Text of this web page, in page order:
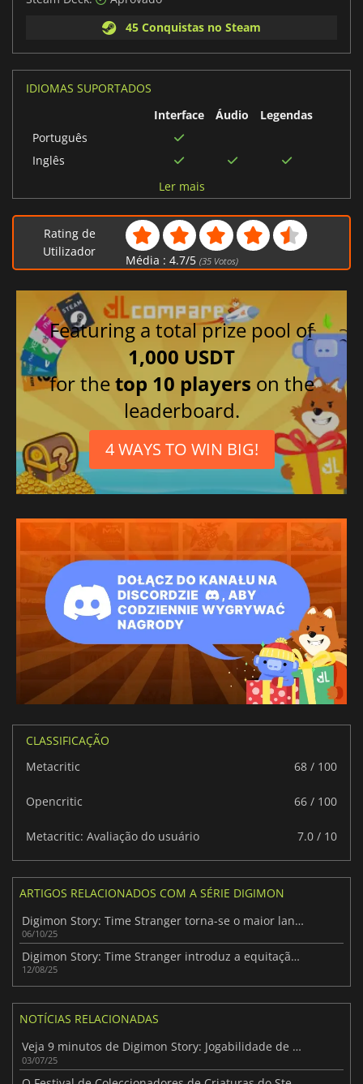
45 Conquistas no Steam
IDIOMAS SUPORTADOS
Interface
Áudio
Legendas
Português
Inglês
Alemão
Italiano
Japonês
Coreano
Português brasileiro
Chinês tradicional
Ler mais
Rating de
Utilizador
Média : 4.7/5 (35Votos)
Featuring a total prize pool of
1,000 USDT
for thetop 10 players on the
leaderboard.
4 WAYS TO WIN BIG!
CLASSIFICAÇÃO
Metacritic
68 / 100
Opencritic 66 / 100
Metacritic: Avaliação do usuário 7.0 / 10
ARTIGOS RELACIONADOS COM A SÉRIE DIGIMON
Digimon Story: Time Stranger torna-se o maior lançamento de JRPG para PC da Bandai Namco
06/10/25
Digimon Story: Time Stranger introduz a equitação no franchise
12/08/25
NOTÍCIAS RELACIONADAS
Veja 9 minutos de Digimon Story: Jogabilidade de Time Stranger
03/07/25